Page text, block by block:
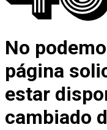
No
página
estar
cambiado